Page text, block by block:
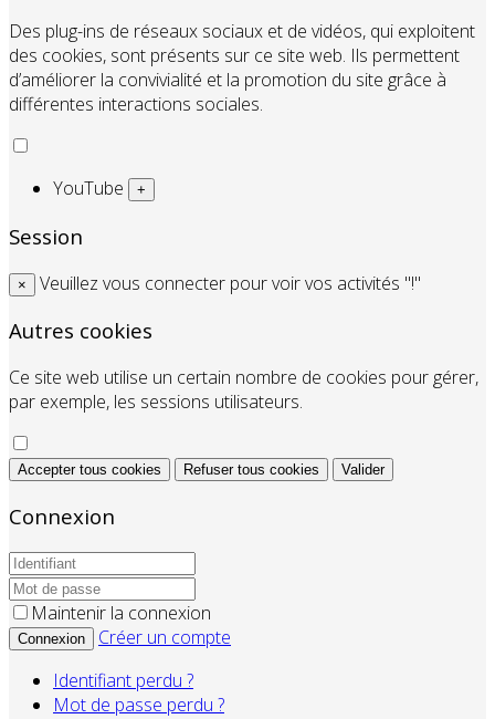
Des plug-ins de réseaux sociaux et de vidéos, qui exploitent
des cookies, sont présents sur ce site web. Ils permettent
d’améliorer la convivialité et la promotion du site grâce à
différentes interactions sociales.
YouTube +
Session
× Veuillez vous connecter pour voir vos activités "!"
Autres cookies
Ce site web utilise un certain nombre de cookies pour gérer,
par exemple, les sessions utilisateurs.
Accepter tous cookies Refuser tous cookies Valider
Connexion
Maintenir la connexion
Connexion
Créer un compte
Identifiant perdu ?
Mot de passe perdu ?